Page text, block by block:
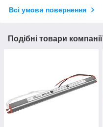
Всі умови повернення
Подібні товари компанії